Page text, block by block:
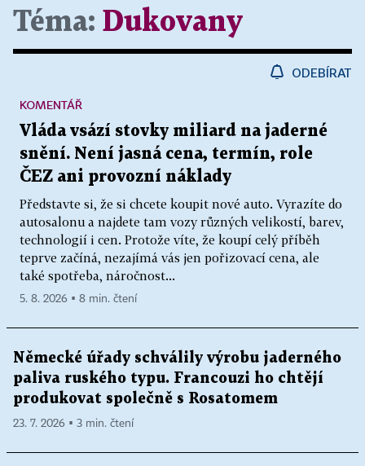
Téma: Dukovany
ODEBÍRAT
Vláda vsází stovky miliard na jaderné
snění. Není jasná cena, termín, role
ČEZ ani provozní náklady
Představte si, že si chcete koupit nové auto. Vyrazíte do
autosalonu a najdete tam vozy různých velikostí, barev,
technologií i cen. Protože víte, že koupí celý příběh
teprve začíná, nezajímá vás jen pořizovací cena, ale
také spotřeba, náročnost...
KOMENTÁŘ
5. 8. 2026 ▪ 8 min. čtení
Německé úřady schválily výrobu jaderného
paliva ruského typu. Francouzi ho chtějí
produkovat společně s Rosatomem
23. 7. 2026 ▪ 3 min. čtení